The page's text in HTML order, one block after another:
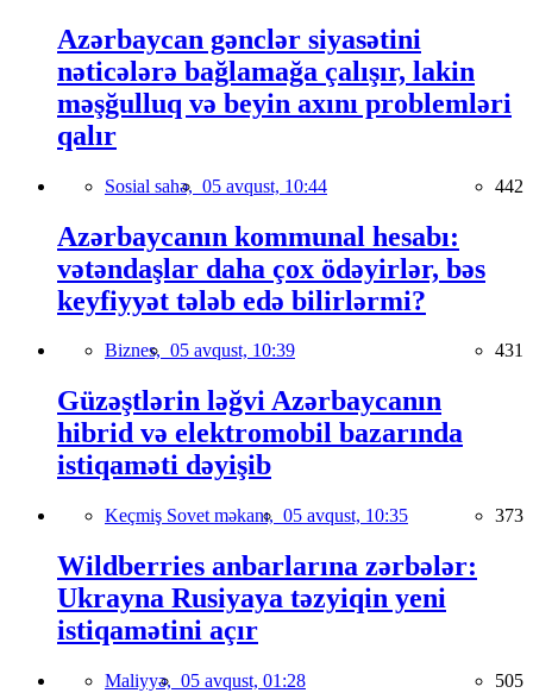
Azərbaycan gənclər siyasətini
nəticələrə bağlamağa çalışır, lakin
məşğulluq və beyin axını problemləri
qalır
Sosial sahə, 05 avqust, 10:44 442
Azərbaycanın kommunal hesabı:
vətəndaşlar daha çox ödəyirlər, bəs
keyfiyyət tələb edə bilirlərmi?
Biznes, 05 avqust, 10:39 431
Güzəştlərin ləğvi Azərbaycanın
hibrid və elektromobil bazarında
istiqaməti dəyişib
Keçmiş Sovet məkanı, 05 avqust, 10:35 373
Wildberries anbarlarına zərbələr:
Ukrayna Rusiyaya təzyiqin yeni
istiqamətini açır
Maliyyə, 05 avqust, 01:28 505